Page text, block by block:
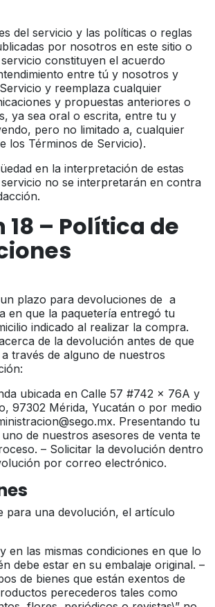
del servicio y las políticas o reglas
por nosotros en este sitio o
constituyen el acuerdo
entre tú y nosotros y
y reemplaza cualquier
y propuestas anteriores o
ya sea oral o escrita, entre tu y
pero no limitado a, cualquier
los Términos de Servicio).
en la interpretación de estas
no se interpretarán en contra
18 – Política de
plazo para devoluciones de a
en que la paquetería entregó tu
indicado al realizar la compra.
de la devolución antes de que
través de alguno de nuestros
ubicada en Calle 57 #742 x 76A y
97302 Mérida, Yucatán o por medio
Presentando tu
de nuestros asesores de venta te
– Solicitar la devolución dentro
por correo electrónico.
para una devolución, el artículo
en las mismas condiciones en que lo
debe estar en su embalaje original. –
de bienes que están exentos de
perecederos tales como